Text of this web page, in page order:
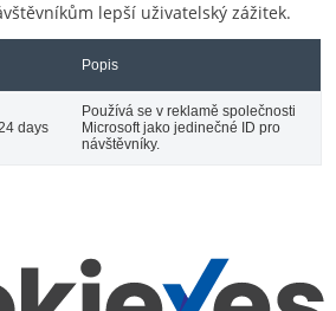
lepší uživatelský zážitek.
Popis
days
Používá se v reklamě společnosti
Microsoft jako jedinečné ID pro
návštěvníky.